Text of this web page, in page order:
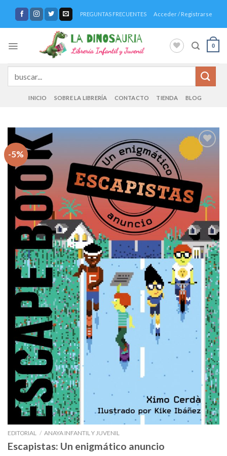
contenido
PREGUNTAS FRECUENTES Acceder / Registrarse
0
INICIO SOBRE LA LIBRERÍA CONTACTO TIENDA BLOG
-5%
Añadir
deseos
EDITORIAL / ANAYA INFANTIL Y JUVENIL
Escapistas: Un enigmático anuncio